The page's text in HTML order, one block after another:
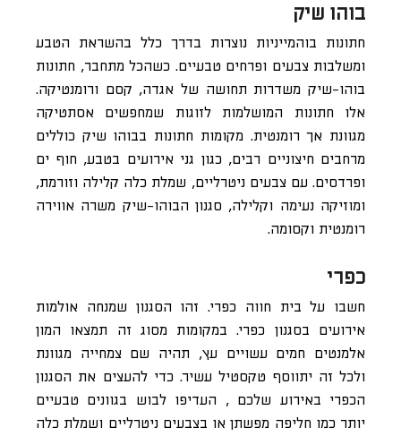
בוהו שיק
חתונות בוהמייניות נוצרות בדרך כלל בהשראת הטבע
ומשלבות צבעים ופרחים טבעיים. כשהכל מתחבר, חתונות
בוהו-שיק משדרות תחושה של אגדה, קסם ורומנטיקה.
אלו חתונות המושלמות לזוגות שמחפשים אסתטיקה
מגוונת אך רומנטית. מקומות חתונות בבוהו שיק כוללים
מרחבים חיצוניים רבים, כגון גני אירועים בטבע, חוף ים
ופרדסים. עם צבעים ניטרליים, שמלת כלה קלילה וזורמת,
ומוזיקה נעימה וקלילה, סגנון הבוהו-שיק משרה אווירה
רומנטית וקסומה.
כפרי
חשבו על בית חווה כפרי. זהו הסגנון שמנחה אולמות
אירועים בסגנון כפרי. במקומות מסוג זה תמצאו המון
אלמנטים חמים עשויים עץ, תהיה שם צמחייה מגוונת
ולכל זה יתווסף טקסטיל עשיר. כדי להעצים את הסגנון
הכפרי באירוע שלכם , העדיפו לבוש בגוונים טבעיים
יותר כמו חליפה מפשתן או בצבעים ניטרליים ושמלת כלה